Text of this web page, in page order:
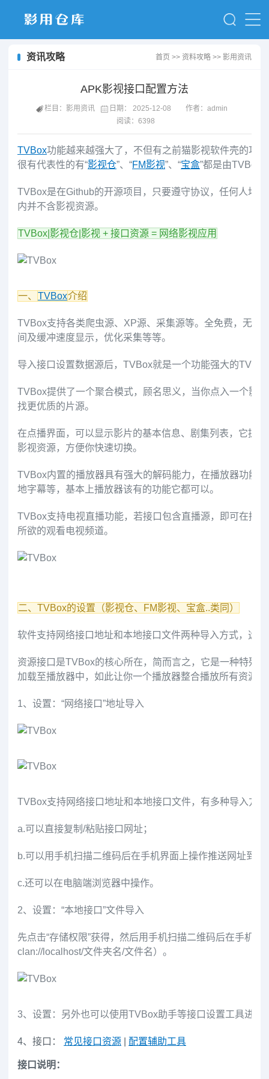
资讯攻略 首页 >> 资料攻略 >> 影用资讯
APK影视接口配置方法
栏目：影用资讯 日期： 2025-12-08
作者：admin
阅读：6398
TVBox功能越来越强大了，不但有之前猫影视软件壳的功
很有代表性的有“影视仓”、“FM影视”、“宝盒”都是由TVBox
TVBox是在Github的开源项目，只要遵守协议，任何人均
内并不含影视资源。
TVBox|影视仓|影视 + 接口资源 = 网络影视应用
一、 TVBox介绍
TVBox支持各类爬虫源、XP源、采集源等。 全免费，无限
间及缓冲速度显示，优化采集等等。
导入接口设置数据源后，TVBox就是一个功能强大的TV追
TVBox提供了一个聚合模式，顾名思义，当你点入一个影
找更优质的片源。
在点播界面，可以显示影片的基本信息、剧集列表，它提
影视资源，方便你快速切换。
TVBox内置的播放器具有强大的解码能力，在播放器功能
地字幕等，基本上播放器该有的功能它都可以。
TVBox支持电视直播功能，若接口包含直播源，即可在播
所欲的观看电视频道。
二、TVBox的设置（影视仓、FM影视、宝盒..类同）
软件支持网络接口地址和本地接口文件两种导入方式，选
资源接口是TVBox的核心所在，简而言之，它是一种特殊
加载至播放器中，如此让你一个播放器整合播放所有资源。
1、设置：“网络接口”地址导入
TVBox支持网络接口地址和本地接口文件，有多种导入方
a.可以直接复制/粘贴接口网址；
b.可以用手机扫描二维码后在手机界面上操作推送网址到
c.还可以在电脑端浏览器中操作。
2、设置：“本地接口”文件导入
先点击“存储权限”获得，然后用手机扫描二维码后在手机界
clan://localhost/文件夹名/文件名）。
3、设置： 另外也可以使用TVBox助手等接口设置工具进行
4、接口： 常见接口资源 配置辅助工具
接口说明：